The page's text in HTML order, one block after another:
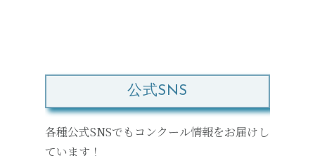
公式SNS
各種公式SNSでもコンクール情報をお届けし
ています！